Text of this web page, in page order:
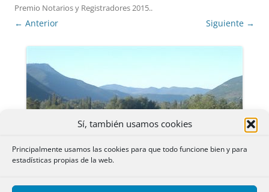
Sí, también usamos cookies
Principalmente usamos las cookies para que todo funcione bien y para
estadísticas propias de la web.
Premio Notarios y Registradores 2015..
← Anterior Siguiente →